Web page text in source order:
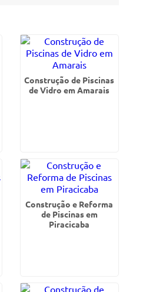
Construção de Piscinas
de Vidro em Amarais
Construção e Reforma
de Piscinas em
Piracicaba